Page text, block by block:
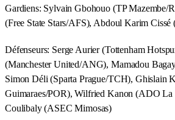
Gardiens: Sylvain Gbohouo (TP Mazembe/
(Free State Stars/AFS), Abdoul Karim
Défenseurs: Serge Aurier (Tottenham
(Manchester United/ANG), Mamadou
Simon Déli (Sparta Prague/TCH), Ghislain
Guimaraes/POR), Wilfried Kanon (ADO
Coulibaly (ASEC Mimosas)